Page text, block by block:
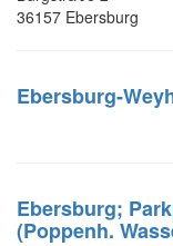
36157 Ebersburg
Ebersburg-
Ebersburg;
(Poppenh.